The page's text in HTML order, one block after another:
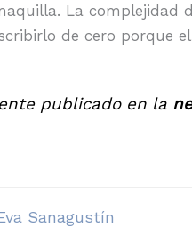
La complejidad
de cero porque
publicado en la
Sanagustín